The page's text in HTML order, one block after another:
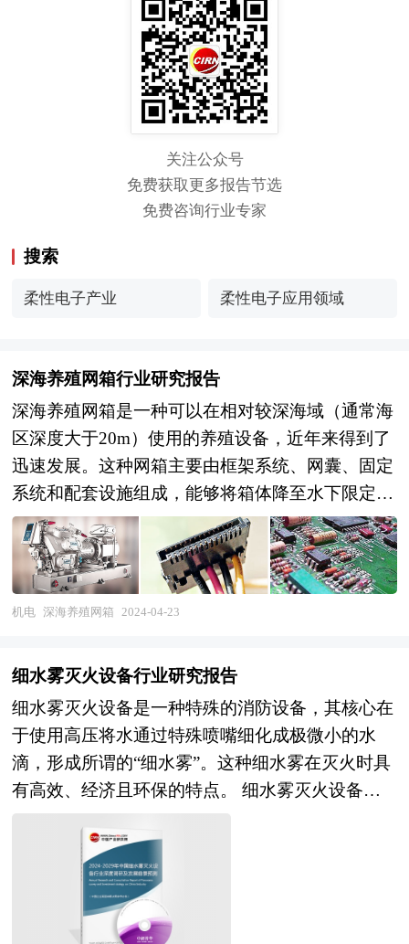
关注公众号
免费获取更多报告节选
免费咨询行业专家
搜索
柔性电子产业 柔性电子应用领域
深海养殖网箱行业研究报告
深海养殖网箱是一种可以在相对较深海域（通常海
区深度大于20m）使用的养殖设备，近年来得到了
迅速发展。这种网箱主要由框架系统、网囊、固定
系统和配套设施组成，能够将箱体降至水下限定的
深度。 本报告由中研普华的资深专家和研究人员
通过长期周密的市场调研，参考国家统计局、国家
商务部、国家发改委、国务院发展研究中心、行业
协会、中国行业研究网、全国及海外专业研究机构
具、理论和模型撰写而成。全面而准确地为您从行
业的整体高度来架构分析体系。让您全面、准确地
把握整个深海养殖网箱行业的市场走向和发展趋
势。 本报告专业！权威！报告根据深海养殖网箱
行业的发展轨迹及多年的实践经验，对中国深海养
发展状况、市场供需、竞争格局、标杆企业、发展
趋势、机会风险、发展策略与投资建议等进行了分
析，并重点分析了我国深海养殖网箱行业将面临的
机遇与挑战，对深海养殖网箱行业未来的发展趋势
机电 深海养殖网箱 2024-04-23
细水雾灭火设备行业研究报告
细水雾灭火设备是一种特殊的消防设备，其核心在
于使用高压将水通过特殊喷嘴细化成极微小的水
滴，形成所谓的“细水雾”。这种细水雾在灭火时具
有高效、经济且环保的特点。 细水雾灭火设备通
常由供水装置、过滤装置、分区控制阀、细水雾喷
头等组件以及供水管道组成。在工作时，高压水流
经过特殊设计的喷头，被细化成直径极小的水滴，
这些水滴在喷头轴线向下一定距离（通常为1米）
的平面上形成细水雾。这些细水雾能够迅速覆盖火